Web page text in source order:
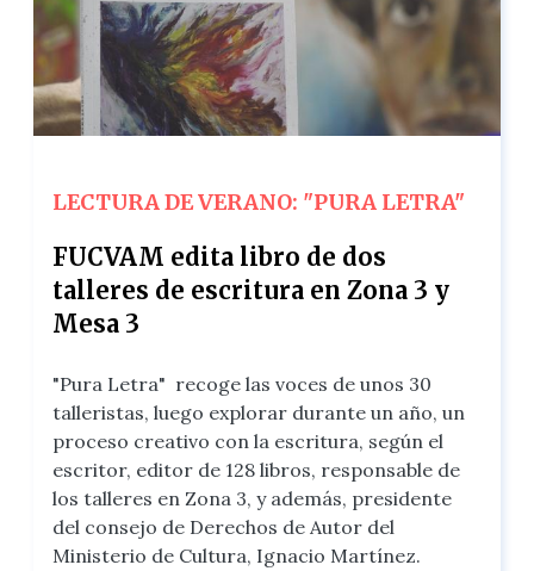
LECTURA DE VERANO: "PURA LETRA"
FUCVAM edita libro de dos
talleres de escritura en Zona 3 y
Mesa 3
"Pura Letra" recoge las voces de unos 30
talleristas, luego explorar durante un año, un
proceso creativo con la escritura, según el
escritor, editor de 128 libros, responsable de
los talleres en Zona 3, y además, presidente
del consejo de Derechos de Autor del
Ministerio de Cultura, Ignacio Martínez.